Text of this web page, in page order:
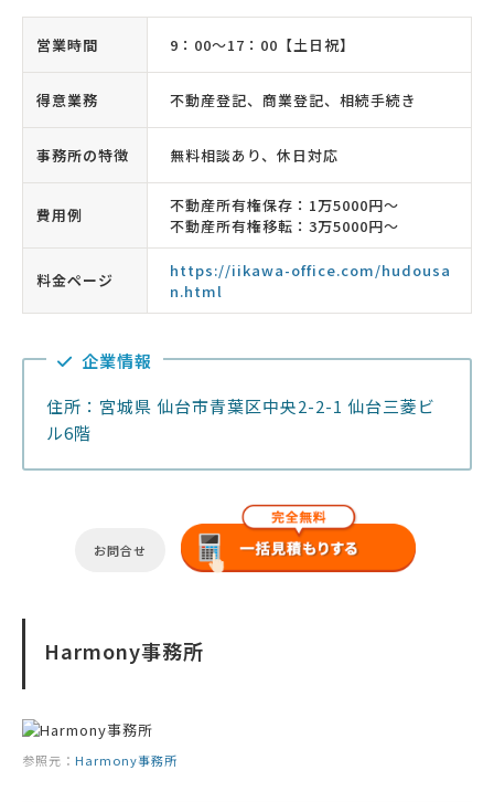
営業時間 9：00〜17：00【土日祝】
得意業務 不動産登記、商業登記、相続手続き
事務所の特徴 無料相談あり、休日対応
費用例
不動産所有権保存：1万5000円〜
不動産所有権移転：3万5000円〜
料金ページ
https://iikawa-office.com/hudousa
n.html
企業情報
住所：宮城県 仙台市青葉区中央2-2-1 仙台三菱ビ
ル6階
お問合せ
Harmony事務所
参照元： Harmony事務所